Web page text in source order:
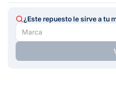
¿Este repuesto le sirve a tu